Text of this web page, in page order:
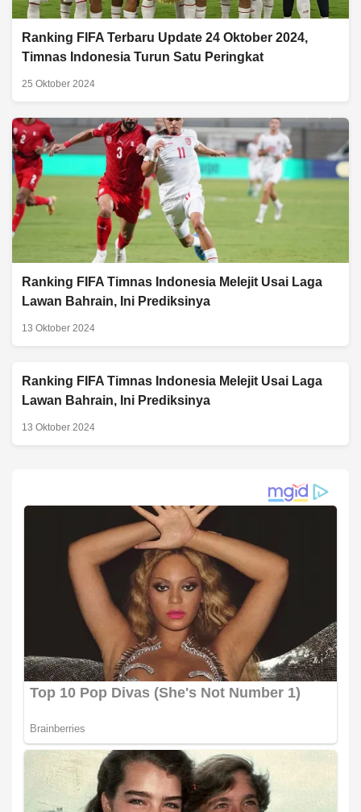
Ranking FIFA Terbaru Update 24 Oktober 2024,
Timnas Indonesia Turun Satu Peringkat
25 Oktober 2024
Ranking FIFA Timnas Indonesia Melejit Usai Laga
Lawan Bahrain, Ini Prediksinya
13 Oktober 2024
Ranking FIFA Timnas Indonesia Melejit Usai Laga
Lawan Bahrain, Ini Prediksinya
13 Oktober 2024